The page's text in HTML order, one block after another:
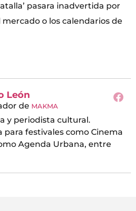
pasara inadvertida por
o los calendarios de
León
de MAKMA
y periodista cultural.
para festivales como Cinema
Agenda Urbana, entre